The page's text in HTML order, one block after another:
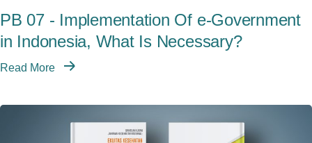
PB 07 - Implementation Of e-Government
in Indonesia, What Is Necessary?
Read More